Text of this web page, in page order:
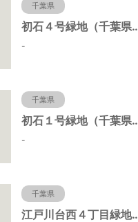
千葉県
初石４号緑地
-
千葉県
初石１号緑地
-
千葉県
江戸川台西４丁目